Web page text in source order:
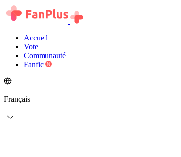
Accueil
Vote
Communauté
Fanfic
Français